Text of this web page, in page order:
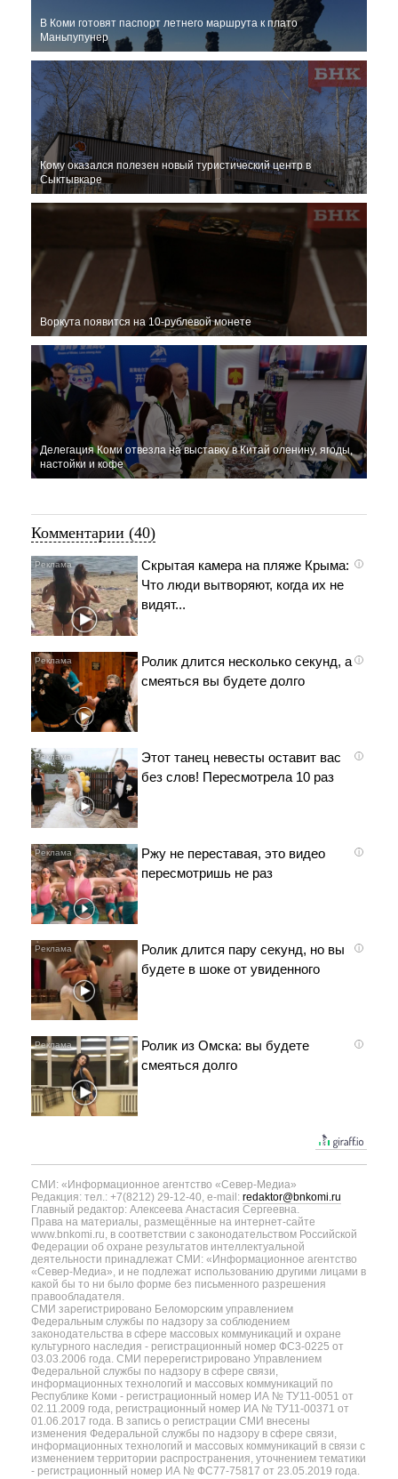
В Коми готовят паспорт летнего маршрута к плато
Маньпупунер
Кому оказался полезен новый туристический центр в
Сыктывкаре
Воркута появится на 10-рублевой монете
Делегация Коми отвезла на выставку в Китай оленину, ягоды,
настойки и кофе
Комментарии (40)
i
Скрытая камера на пляже Крыма:
Что люди вытворяют, когда их не
видят...
i
Ролик длится несколько секунд, а
смеяться вы будете долго
i
Этот танец невесты оставит вас
без слов! Пересмотрела 10 раз
i
Ржу не переставая, это видео
пересмотришь не раз
i
Ролик длится пару секунд, но вы
будете в шоке от увиденного
i
Ролик из Омска: вы будете
смеяться долго
СМИ: «Информационное агентство «Север-Медиа»
Редакция: тел.: +7(8212) 29-12-40, e-mail: redaktor@bnkomi.ru
Главный редактор: Алексеева Анастасия Сергеевна.
Права на материалы, размещённые на интернет-сайте
www.bnkomi.ru, в соответствии с законодательством Российской
Федерации об охране результатов интеллектуальной
деятельности принадлежат СМИ: «Информационное агентство
«Север-Медиа», и не подлежат использованию другими лицами в
какой бы то ни было форме без письменного разрешения
правообладателя.
СМИ зарегистрировано Беломорским управлением
Федеральным службы по надзору за соблюдением
законодательства в сфере массовых коммуникаций и охране
культурного наследия - регистрационный номер ФС3-0225 от
03.03.2006 года. СМИ перерегистрировано Управлением
Федеральной службы по надзору в сфере связи,
информационных технологий и массовых коммуникаций по
Республике Коми - регистрационный номер ИА № ТУ11-0051 от
02.11.2009 года, регистрационный номер ИА № ТУ11-00371 от
01.06.2017 года. В запись о регистрации СМИ внесены
изменения Федеральной службы по надзору в сфере связи,
информационных технологий и массовых коммуникаций в связи с
изменением территории распространения, уточнением тематики
- регистрационный номер ИА № ФС77-75817 от 23.05.2019 года.